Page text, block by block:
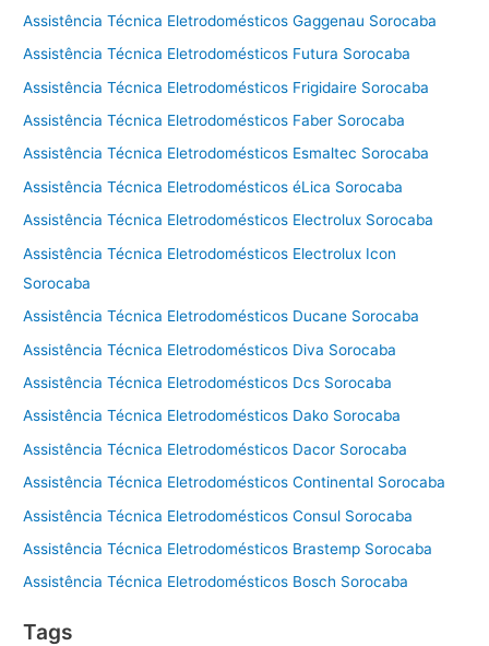
Assistência Técnica Eletrodomésticos Gaggenau Sorocaba
Assistência Técnica Eletrodomésticos Futura Sorocaba
Assistência Técnica Eletrodomésticos Frigidaire Sorocaba
Assistência Técnica Eletrodomésticos Faber Sorocaba
Assistência Técnica Eletrodomésticos Esmaltec Sorocaba
Assistência Técnica Eletrodomésticos éLica Sorocaba
Assistência Técnica Eletrodomésticos Electrolux Sorocaba
Assistência Técnica Eletrodomésticos Electrolux Icon
Sorocaba
Assistência Técnica Eletrodomésticos Ducane Sorocaba
Assistência Técnica Eletrodomésticos Diva Sorocaba
Assistência Técnica Eletrodomésticos Dcs Sorocaba
Assistência Técnica Eletrodomésticos Dako Sorocaba
Assistência Técnica Eletrodomésticos Dacor Sorocaba
Assistência Técnica Eletrodomésticos Continental Sorocaba
Assistência Técnica Eletrodomésticos Consul Sorocaba
Assistência Técnica Eletrodomésticos Brastemp Sorocaba
Assistência Técnica Eletrodomésticos Bosch Sorocaba
Tags